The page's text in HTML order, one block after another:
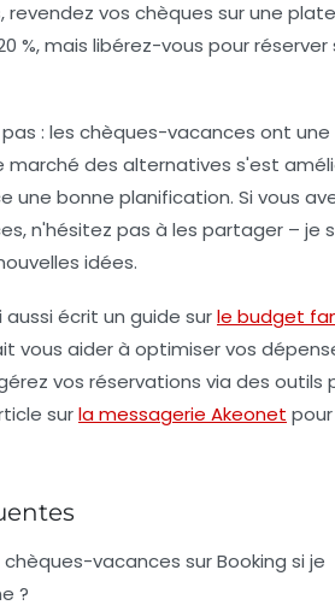
revendez vos chèques sur une
%, mais libérez-vous pour réserver
: les chèques-vacances ont
marché des alternatives s'est
une bonne planification. Si vous
n'hésitez pas à les partager – je
idées.
aussi écrit un guide surle budget
vous aider à optimiser vos
vos réservations via des outils
surla messagerie Akeonet
vacances sur Booking si je
?